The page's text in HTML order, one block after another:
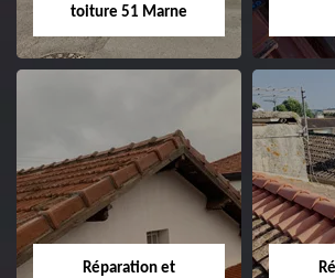
toiture 51 Marne
Peinture sur tuile
et toiture 51
Marne
Réparation et